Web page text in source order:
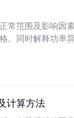
常范围及影响因
。同时解释功率
计算方法